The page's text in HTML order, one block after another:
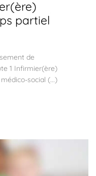
partiel
de
1 Infirmier(ère)
social (...)